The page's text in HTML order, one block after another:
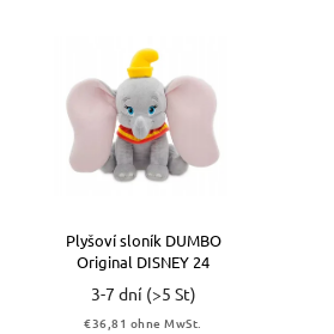
Plyšoví sloník DUMBO
Original DISNEY 24
3-7 dní (>5 St)
€36,81 ohne MwSt.